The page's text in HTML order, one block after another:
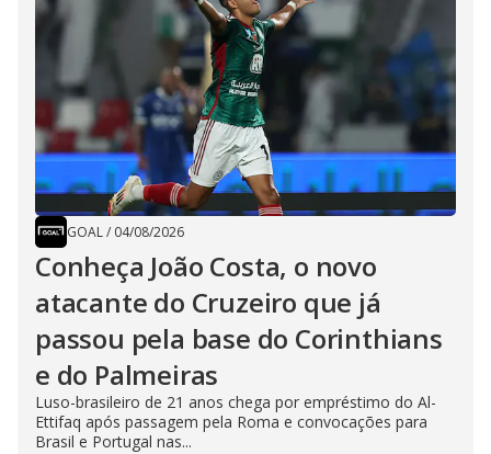
GOAL/ 04/08/2026
Conheça João Costa, o novo
atacante do Cruzeiro que já
passou pela base do Corinthians
e do Palmeiras
Luso-brasileiro de 21 anos chega por empréstimo do Al-
Ettifaq após passagem pela Roma e convocações para
Brasil e Portugal nas...